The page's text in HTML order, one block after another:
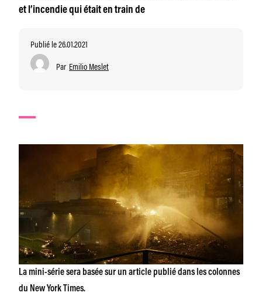
et l’incendie qui était en train de
Publié le 26.01.2021
Par Emilio Meslet
La mini-série sera basée sur un article publié dans les colonnes
du New York Times.